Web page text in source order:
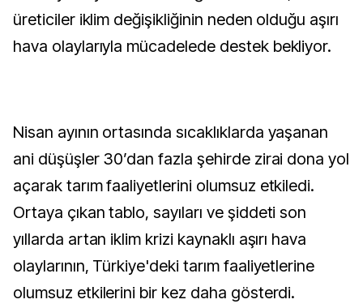
üreticiler iklim değişikliğinin neden olduğu aşırı
hava olaylarıyla mücadelede destek bekliyor.
Nisan ayının ortasında sıcaklıklarda yaşanan
ani düşüşler 30’dan fazla şehirde zirai dona yol
açarak tarım faaliyetlerini olumsuz etkiledi.
Ortaya çıkan tablo, sayıları ve şiddeti son
yıllarda artan iklim krizi kaynaklı aşırı hava
olaylarının, Türkiye'deki tarım faaliyetlerine
olumsuz etkilerini bir kez daha gösterdi.